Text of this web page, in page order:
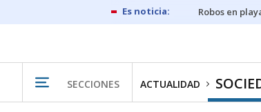
Robos en
SECCIONES ACTUALIDAD